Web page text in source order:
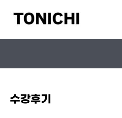
로
뛰
수강후기